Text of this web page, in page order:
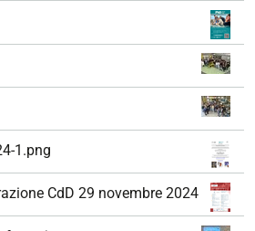
1.png
CdD 29 novembre 2024